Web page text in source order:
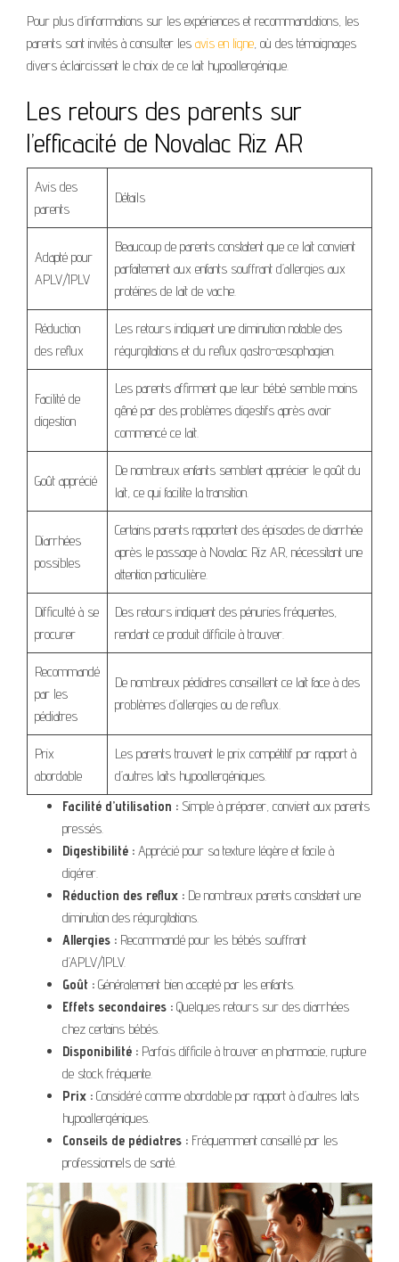
Pour plus d’informations sur les expériences et recommandations, les
parents sont invités à consulter les avis en ligne, où des témoignages
divers éclaircissent le choix de ce lait hypoallergénique.
Les retours des parents sur
l’efficacité de Novalac Riz AR
Avis des
parents
Détails
Adapté pour
APLV/IPLV
Beaucoup de parents constatent que ce lait convient
parfaitement aux enfants souffrant d’allergies aux
protéines de lait de vache.
Réduction
des reflux
Les retours indiquent une diminution notable des
régurgitations et du reflux gastro-œsophagien.
Facilité de
digestion
Les parents affirment que leur bébé semble moins
gêné par des problèmes digestifs après avoir
commencé ce lait.
Goût apprécié
De nombreux enfants semblent apprécier le goût du
lait, ce qui facilite la transition.
Diarrhées
possibles
Certains parents rapportent des épisodes de diarrhée
après le passage à Novalac Riz AR, nécessitant une
attention particulière.
Difficulté à se
procurer
Des retours indiquent des pénuries fréquentes,
rendant ce produit difficile à trouver.
Recommandé
par les
pédiatres
De nombreux pédiatres conseillent ce lait face à des
problèmes d’allergies ou de reflux.
Prix
abordable
Les parents trouvent le prix compétitif par rapport à
d’autres laits hypoallergéniques.
Facilité d’utilisation : Simple à préparer, convient aux parents
pressés.
Digestibilité : Apprécié pour sa texture légère et facile à
digérer.
Réduction des reflux : De nombreux parents constatent une
diminution des régurgitations.
Allergies : Recommandé pour les bébés souffrant
d’APLV/IPLV.
Goût : Généralement bien accepté par les enfants.
Effets secondaires : Quelques retours sur des diarrhées
chez certains bébés.
Disponibilité : Parfois difficile à trouver en pharmacie, rupture
de stock fréquente.
Prix : Considéré comme abordable par rapport à d’autres laits
hypoallergéniques.
Conseils de pédiatres : Fréquemment conseillé par les
professionnels de santé.